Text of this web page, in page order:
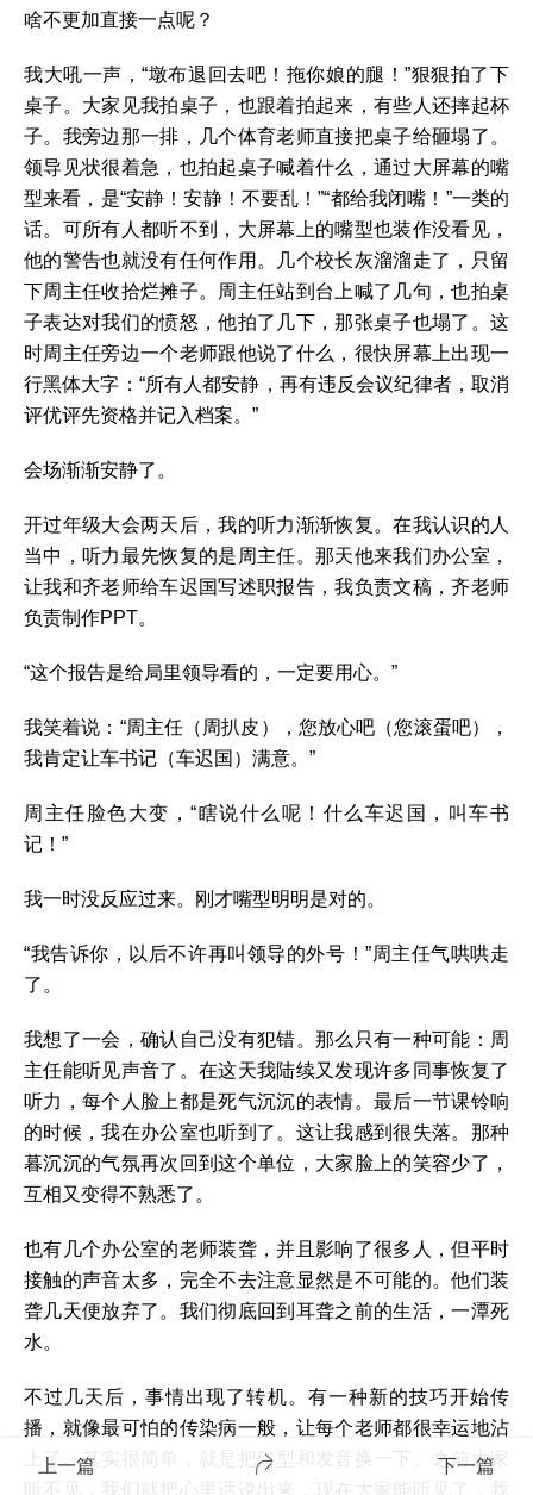
啥不更加直接一点呢？
我大吼一声，“墩布退回去吧！拖你娘的腿！”狠狠拍了下
桌子。大家见我拍桌子，也跟着拍起来，有些人还摔起杯
子。我旁边那一排，几个体育老师直接把桌子给砸塌了。
领导见状很着急，也拍起桌子喊着什么，通过大屏幕的嘴
型来看，是“安静！安静！不要乱！”“都给我闭嘴！”一类的
话。可所有人都听不到，大屏幕上的嘴型也装作没看见，
他的警告也就没有任何作用。几个校长灰溜溜走了，只留
下周主任收拾烂摊子。周主任站到台上喊了几句，也拍桌
子表达对我们的愤怒，他拍了几下，那张桌子也塌了。这
时周主任旁边一个老师跟他说了什么，很快屏幕上出现一
行黑体大字：“所有人都安静，再有违反会议纪律者，取消
评优评先资格并记入档案。”
会场渐渐安静了。
开过年级大会两天后，我的听力渐渐恢复。在我认识的人
当中，听力最先恢复的是周主任。那天他来我们办公室，
让我和齐老师给车迟国写述职报告，我负责文稿，齐老师
负责制作PPT。
“这个报告是给局里领导看的，一定要用心。”
我笑着说：“周主任（周扒皮），您放心吧（您滚蛋吧），
我肯定让车书记（车迟国）满意。”
周主任脸色大变，“瞎说什么呢！什么车迟国，叫车书
记！”
我一时没反应过来。刚才嘴型明明是对的。
“我告诉你，以后不许再叫领导的外号！”周主任气哄哄走
了。
我想了一会，确认自己没有犯错。那么只有一种可能：周
主任能听见声音了。在这天我陆续又发现许多同事恢复了
听力，每个人脸上都是死气沉沉的表情。最后一节课铃响
的时候，我在办公室也听到了。这让我感到很失落。那种
暮沉沉的气氛再次回到这个单位，大家脸上的笑容少了，
互相又变得不熟悉了。
也有几个办公室的老师装聋，并且影响了很多人，但平时
接触的声音太多，完全不去注意显然是不可能的。他们装
聋几天便放弃了。我们彻底回到耳聋之前的生活，一潭死
水。
不过几天后，事情出现了转机。有一种新的技巧开始传
播，就像最可怕的传染病一般，让每个老师都很幸运地沾
上了。其实很简单，就是把口型和发音换一下。之前大家
听不见，我们就把心里话说出来，现在大家能听见了，我
上一篇 下一篇